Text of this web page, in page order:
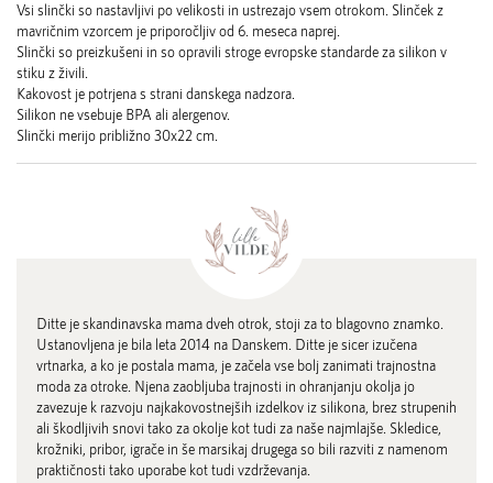
Vsi slinčki so nastavljivi po velikosti in ustrezajo vsem otrokom. Slinček z
mavričnim vzorcem je priporočljiv od 6. meseca naprej.
Slinčki so preizkušeni in so opravili stroge evropske standarde za silikon v
stiku z živili.
Kakovost je potrjena s strani danskega nadzora.
Silikon ne vsebuje BPA ali alergenov.
Slinčki merijo približno 30x22 cm.
Ditte je skandinavska mama dveh otrok, stoji za to blagovno znamko.
Ustanovljena je bila leta 2014 na Danskem. Ditte je sicer izučena
vrtnarka, a ko je postala mama, je začela vse bolj zanimati trajnostna
moda za otroke. Njena zaobljuba trajnosti in ohranjanju okolja jo
zavezuje k razvoju najkakovostnejših izdelkov iz silikona, brez strupenih
ali škodljivih snovi tako za okolje kot tudi za naše najmlajše. Skledice,
krožniki, pribor, igrače in še marsikaj drugega so bili razviti z namenom
praktičnosti tako uporabe kot tudi vzdrževanja.